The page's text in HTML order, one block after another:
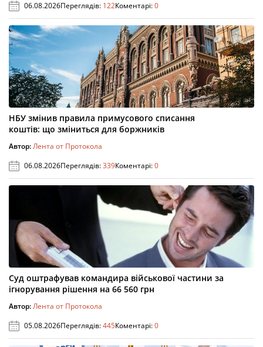
06.08.2026Переглядів: 122Коментарі:0
НБУ змінив правила примусового списання
коштів: що зміниться для боржників
Автор:Лента от Протокола
06.08.2026Переглядів:339Коментарі:0
Суд оштрафував командира військової частини за
ігнорування рішення на 66 560 грн
Автор:Лента от Протокола
05.08.2026Переглядів:445Коментарі:0